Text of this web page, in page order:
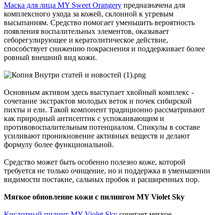
Маска для лица MY Sweet Orangery предназначена для
комплексного ухода за кожей, склонной к угревым
высыпаниям. Средство помогает уменьшить вероятность
появления воспалительных элементов, оказывает
себорегулирующее и кератолитическое действие,
способствует снижению покраснения и поддерживает более
ровный внешний вид кожи.
Основным активом здесь выступает хвойный комплекс -
сочетание экстрактов молодых веток и почек сибирской
пихты и ели. Такой компонент традиционно рассматривают
как природный антисептик с успокаивающим и
противовоспалительным потенциалом. Спикулы в составе
усиливают проникновение активных веществ и делают
формулу более функциональной.
Средство может быть особенно полезно коже, которой
требуется не только очищение, но и поддержка в уменьшении
видимости постакне, сальных пробок и расширенных пор.
Мягкое обновление кожи с пилингом MY Violet Sky